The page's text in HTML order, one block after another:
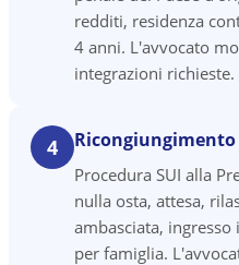
redditi, residenza
4 anni. L'avvocato
integrazioni richieste.
4
Procedura SUI alla
nulla osta, attesa,
ambasciata,
per famiglia.